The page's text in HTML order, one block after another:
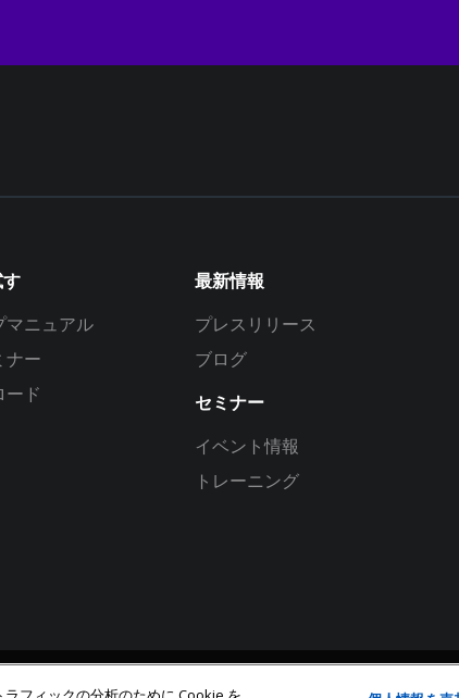
マニュアル
ナー
ード
最新情報
プレスリリース
ブログ
セミナー
イベント情報
トレーニング